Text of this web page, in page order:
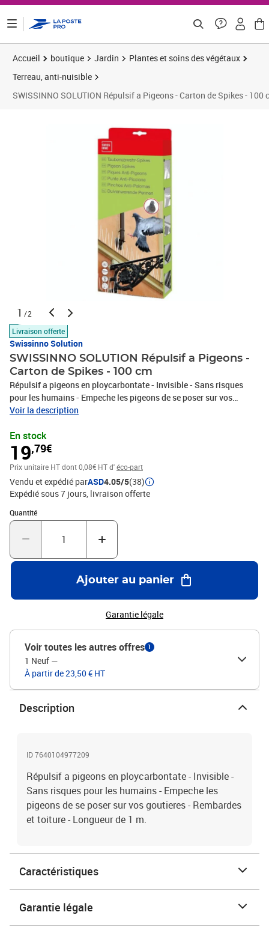
Accueil boutique Jardin
Plantes et soins des végétaux
Terreau, anti-nuisible
SWISSINNO SOLUTION Répulsif a Pigeons - Carton de Spikes - 100
1 /2
Livraison offerte
Swissinno Solution
SWISSINNO SOLUTION Répulsif a Pigeons -
Carton de Spikes - 100 cm
Répulsif a pigeons en ploycarbontate - Invisible - Sans risques
pour les humains - Empeche les pigeons de se poser sur vos
goutieres - Rembardes et toiture - Longueur de 1 m.
Voir la description
En stock
19,79€
Prix unitaire HTdont 0,08€ HT d'éco-part
Vendu et expédié parASD4.05/5(38)
Expédié sous 7 jours livraison offerte
Quantité
Quantité : 1
Ajouter au panier
Garantie légale
Voir toutes les autres offres 1
1 Neuf —
À partir de 23,50 € HT
Description
ID 7640104977209
Répulsif a pigeons en ploycarbontate - Invisible -
Sans risques pour les humains - Empeche les
pigeons de se poser sur vos goutieres - Rembardes
et toiture - Longueur de 1 m.
Caractéristiques
Garantie légale